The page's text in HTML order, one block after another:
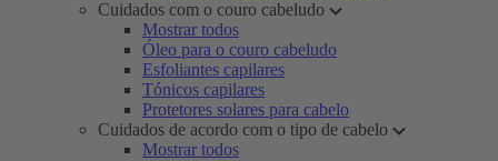
Cuidados com o couro cabeludo
Mostrar todos
Óleo para o couro cabeludo
Esfoliantes capilares
Tónicos capilares
Protetores solares para cabelo
Cuidados de acordo com o tipo de cabelo
Mostrar todos